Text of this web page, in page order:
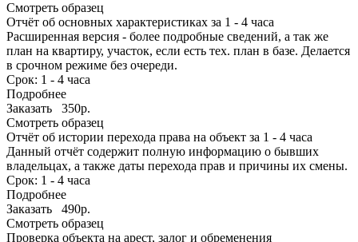
Смотреть образец
Отчёт об основных характеристиках за 1 - 4 часа
Расширенная версия - более подробные сведений, а так же
план на квартиру, участок, если есть тех. план в базе. Делается
в срочном режиме без очереди.
Срок: 1 - 4 часа
Подробнее
Заказать 350р.
Смотреть образец
Отчёт об истории перехода права на объект за 1 - 4 часа
Данный отчёт содержит полную информацию о бывших
владельцах, а также даты перехода прав и причины их смены.
Срок: 1 - 4 часа
Подробнее
Заказать 490р.
Смотреть образец
Проверка объекта на арест, залог и обременения